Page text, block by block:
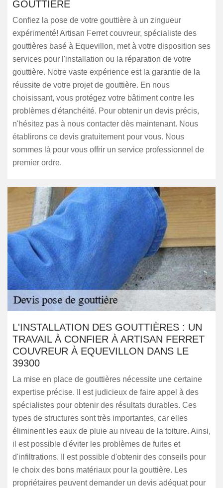
GOUTTIÈRE
Confiez la pose de votre gouttière à un zingueur
expérimenté! Artisan Ferret couvreur, spécialiste des
gouttières basé à Equevillon, met à votre disposition ses
services pour l'installation ou la réparation de votre
gouttière. Notre vaste expérience est la garantie de la
réussite de votre projet de gouttière. En nous
choisissant, vous protégez votre bâtiment contre les
problèmes d'étanchéité. Pour obtenir un devis précis,
n'hésitez pas à nous contacter dès maintenant. Nous
établirons ce devis gratuitement pour vous. Nous
sommes là pour vous offrir un service professionnel de
premier ordre.
L'INSTALLATION DES GOUTTIÈRES : UN
TRAVAIL À CONFIER À ARTISAN FERRET
COUVREUR À EQUEVILLON DANS LE
39300
La mise en place de gouttières nécessite une certaine
expertise précise. Il est judicieux de faire appel à des
spécialistes pour obtenir des résultats durables. Ces
types de structures sont très importantes, car elles
éliminent les eaux de pluie au niveau de la toiture. Ainsi,
il est possible d'éviter les problèmes de fuites et
d'infiltrations. Il est possible d'obtenir des conseils pour
le choix des bons matériaux pour la gouttière. Les
propriétaires peuvent demander un devis adéquat pour